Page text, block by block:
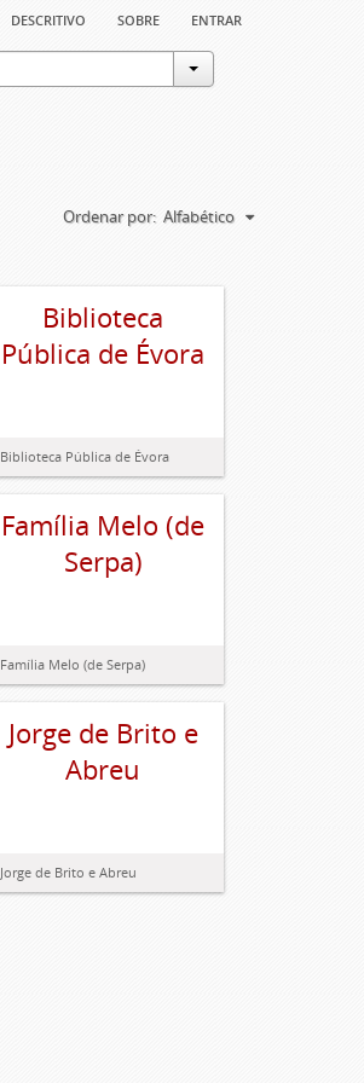
descritivo sobre entrar
Ordenar por: Alfabético
Biblioteca
Pública de Évora
Biblioteca Pública de Évora
Família Melo (de
Serpa)
Família Melo (de Serpa)
Jorge de Brito e
Abreu
Jorge de Brito e Abreu